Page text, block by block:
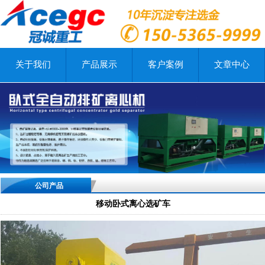
关于我们 产品展示 客户案例 文章中心
公司产品
移动卧式离心选矿车